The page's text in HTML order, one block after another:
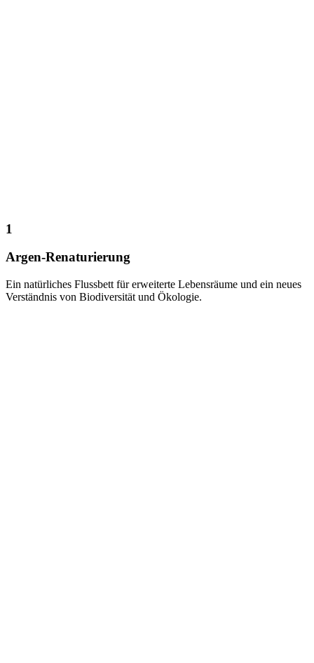
1
Argen-Renaturierung
Ein natürliches Flussbett für erweiterte Lebensräume und ein neues
Verständnis von Biodiversität und Ökologie.